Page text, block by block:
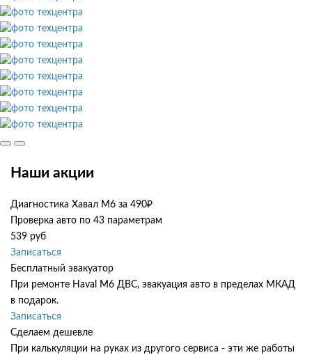
Наши акции
Диагностика Хавал М6 за 490₽
Проверка авто по 43 параметрам
539 руб
Записаться
Бесплатный эвакуатор
При ремонте Haval M6 ДВС, эвакуация авто в пределах МКАД
в подарок.
Записаться
Сделаем дешевле
При калькуляции на руках из другого сервиса - эти же работы